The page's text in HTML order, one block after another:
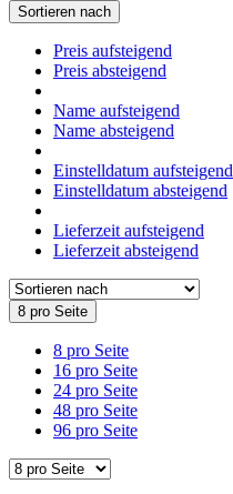
Sortieren nach
Preis aufsteigend
Preis absteigend
Name aufsteigend
Name absteigend
Einstelldatum aufsteigend
Einstelldatum absteigend
Lieferzeit aufsteigend
Lieferzeit absteigend
8 pro Seite
8 pro Seite
16 pro Seite
24 pro Seite
48 pro Seite
96 pro Seite